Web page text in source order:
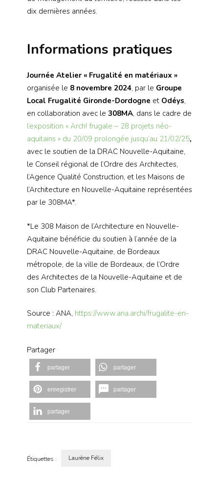
dix dernières années.
Informations pratiques
Journée Atelier « Frugalité en matériaux »
organisée le 8 novembre 2024, par le Groupe
Local Frugalité Gironde-Dordogne et Odéys,
en collaboration avec le 308MA, dans le cadre de
l’exposition « Arch! frugale – 28 projets néo-
aquitains » du 20/09 prolongée jusqu’au 21/02/25,
avec le soutien de la DRAC Nouvelle-Aquitaine,
le Conseil régional de l’Ordre des Architectes,
l’Agence Qualité Construction, et les Maisons de
l’Architecture en Nouvelle-Aquitaine représentées
par le 308MA*.
*Le 308 Maison de l’Architecture en Nouvelle-
Aquitaine bénéficie du soutien à l’année de la
DRAC Nouvelle-Aquitaine, de Bordeaux
métropole, de la ville de Bordeaux, de l’Ordre
des Architectes de la Nouvelle-Aquitaine et de
son Club Partenaires.
Source : ANA, https://www.ana.archi/frugalite-en-
materiaux/
Partager
partager partager
enregistrer partager
partager
Étiquettes : Laurène Félix